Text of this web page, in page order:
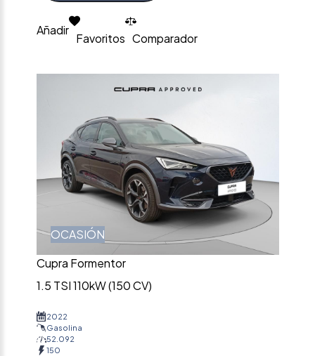
Añadir
Favoritos Comparador
OCASIÓN
Cupra Formentor
1.5 TSI 110kW (150 CV)
2022
Gasolina
52.092
150